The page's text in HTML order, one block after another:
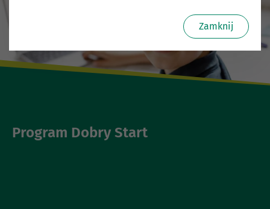
Program Dobry Start
Zamknij